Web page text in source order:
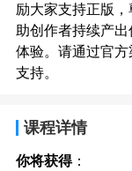
励大家支持正版
助创作者持续产
体验。请通过官
支持。
课程详情
你将获得：